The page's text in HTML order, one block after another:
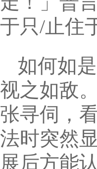
于只/止住
如何如
视之如敌
张寻伺，
法时突然
展后方能